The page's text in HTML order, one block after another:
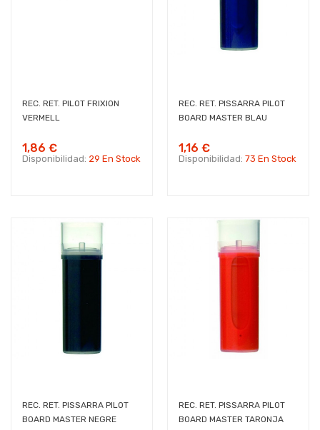
REC. RET. PILOT FRIXION
VERMELL
1,86 €
Disponibilidad: 29 En Stock
REC. RET. PISSARRA PILOT
BOARD MASTER BLAU
1,16 €
Disponibilidad: 73 En Stock
REC. RET. PISSARRA PILOT
BOARD MASTER NEGRE
REC. RET. PISSARRA PILOT
BOARD MASTER TARONJA